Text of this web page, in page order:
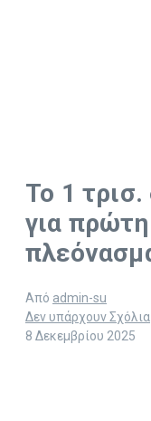
Το 1
για
Από admin-su
Δεν υπάρχουν Σχόλια
8 Δεκεμβρίου 2025